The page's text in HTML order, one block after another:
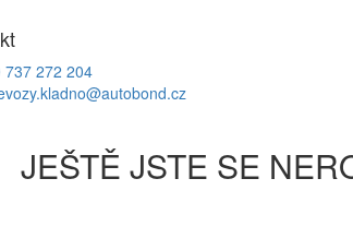
737 272 204
JEŠTĚ JSTE SE